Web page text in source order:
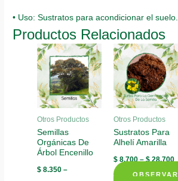
• Uso: Sustratos para acondicionar el suelo.
Productos Relacionados
Otros Productos
Semillas
Orgánicas De
Árbol Encenillo
$ 8.350 –
Otros Productos
Sustratos Para
Alhelí Amarilla
$ 8.700–$28.700
OBSERVAR